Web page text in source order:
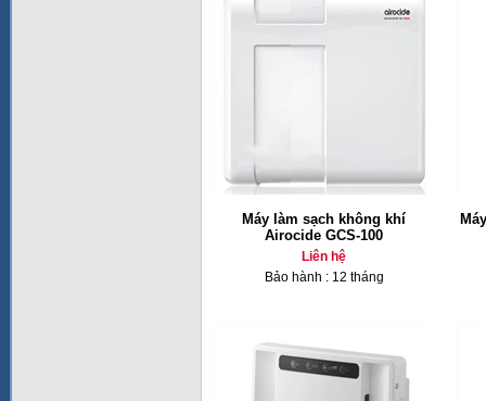
Máy làm sạch không khí
Airocide GCS-100
Liên hệ
Bảo hành : 12 tháng